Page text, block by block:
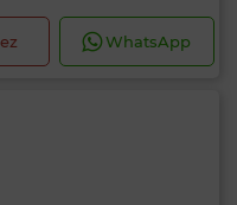
WhatsApp